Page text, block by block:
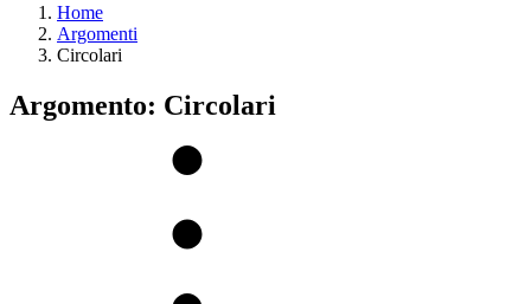
Home
Argomenti
Circolari
Argomento: Circolari